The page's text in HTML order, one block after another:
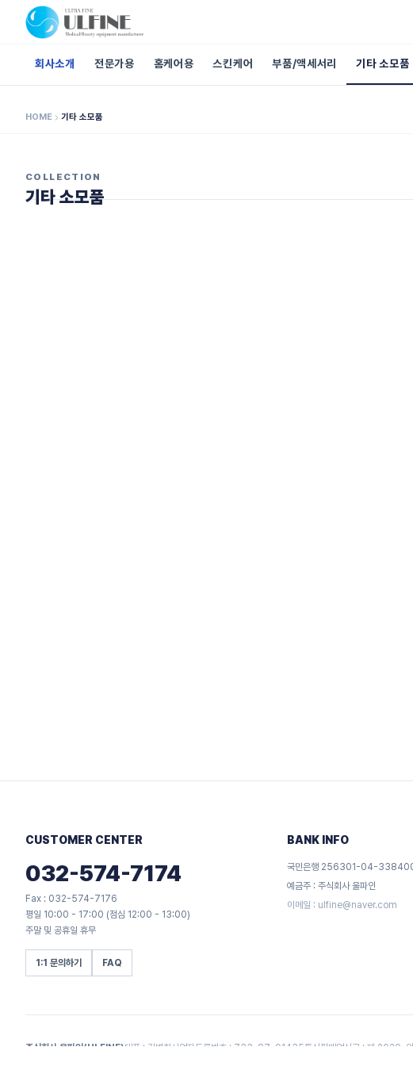
회사소개 전문가용 홈케어용 스킨케어 부품/액세서리 기타 소모품
HOME 기타 소모품
COLLECTION
기타 소모품
CUSTOMER CENTER
032-574-7174
Fax : 032-574-7176
평일 10:00 - 17:00 (점심 12:00 - 13:00)
주말 및 공휴일 휴무
1:1 문의하기 FAQ
BANK INFO
국민은행 256301-04-
예금주 : 주식회사 울파인
이메일 : ulfine@naver.com
주식회사 울파인(ULFINE)대표 : 김병회 사업자등록번호 : 733-87-01435통신판매업신고 : 제 2020-